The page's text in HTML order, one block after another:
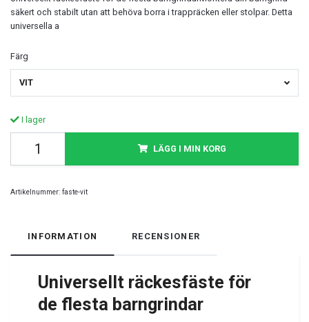
säkert och stabilt utan att behöva borra i trappräcken eller stolpar. Detta
universella a
Färg
VIT
I lager
LÄGG I MIN KORG
Artikelnummer: faste-vit
INFORMATION RECENSIONER
Universellt räckesfäste för
de flesta barngrindar